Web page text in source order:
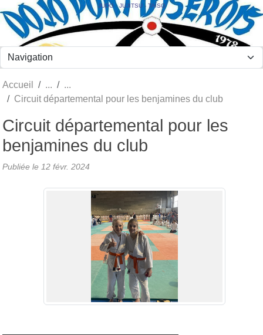
JUDO - JUJITSU - TAÏSO
Accueil
Circuit départemental pour les benjamines du club
Circuit départemental pour les
benjamines du club
Publiée le 12 févr. 2024
Panneau de gestion des cookies